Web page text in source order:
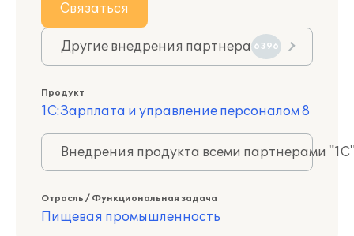
Связаться
Другие внедрения партнера 6396
Продукт
1С:Зарплата и управление персоналом 8
Внедрения продукта всеми партнерами
Отрасль / Функциональная задача
Пищевая промышленность